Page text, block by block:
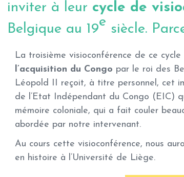
inviter à leur cycle de
Belgique au 19e siècle.
La troisième visioconférence de ce
l’acquisition du Congo par le roi des
Léopold II reçoit, à titre personnel, cet
de l’Etat Indépendant du Congo (EIC)
mémoire coloniale, qui a fait couler
abordée par notre intervenant.
Au cours cette visioconférence, nous
en histoire à l’Université de Liège.